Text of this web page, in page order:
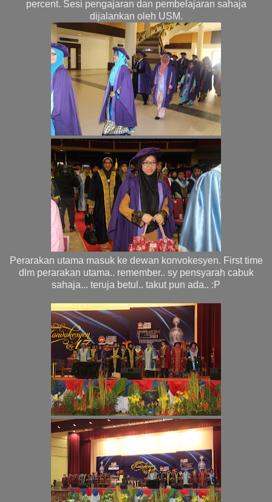
percent. Sesi pengajaran dan pembelajaran sahaja
dijalankan oleh USM.
Perarakan utama masuk ke dewan konvokesyen. First time
dlm perarakan utama.. remember.. sy pensyarah cabuk
sahaja... teruja betul.. takut pun ada.. :P